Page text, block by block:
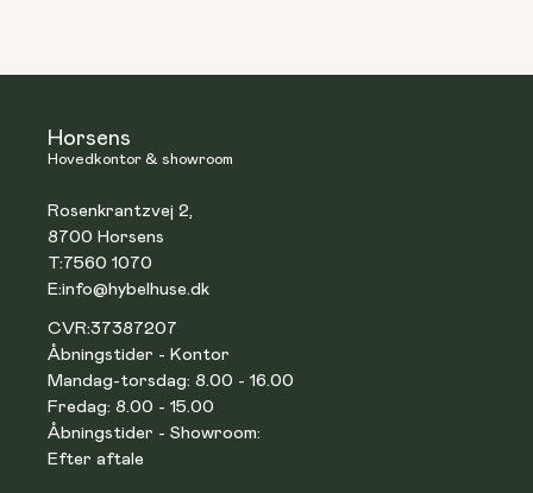
Horsens
Hovedkontor & showroom
Rosenkrantzvej 2,
8700 Horsens
T:7560 1070
E:info@hybelhuse.dk
CVR:37387207
Åbningstider - Kontor
Mandag-torsdag: 8.00 - 16.00
Fredag: 8.00 - 15.00
Åbningstider - Showroom:
Efter aftale